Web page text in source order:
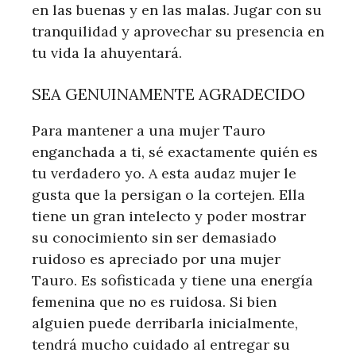
en las buenas y en las malas. Jugar con su
tranquilidad y aprovechar su presencia en
tu vida la ahuyentará.
SEA GENUINAMENTE AGRADECIDO
Para mantener a una mujer Tauro
enganchada a ti, sé exactamente quién es
tu verdadero yo. A esta audaz mujer le
gusta que la persigan o la cortejen. Ella
tiene un gran intelecto y poder mostrar
su conocimiento sin ser demasiado
ruidoso es apreciado por una mujer
Tauro. Es sofisticada y tiene una energía
femenina que no es ruidosa. Si bien
alguien puede derribarla inicialmente,
tendrá mucho cuidado al entregar su